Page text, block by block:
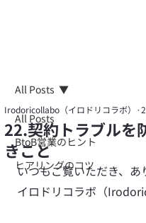
All Posts
BtoB営業のヒント
ヒアリングのコツ
All Posts
22.契約トラブルを
きこと
Irodoricollabo（イロドリコラボ）
いつもご覧いただき、あ
イロドリコラボ（